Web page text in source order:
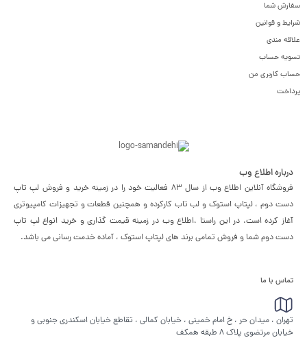
سفارش شما
شرایط و قوانین
علاقه مندی
تسویه حساب
حساب کاربری من
پرداخت
درباره اطلاع وب
فروشگاه آنلاین اطلاع وب از سال 83 فعالیت خود را در زمینه خرید و فروش لپ تاپ
دست دوم ، لپتاپ استوک و لب تاب کارکرده و همچنین قطعات و تجهیزات کامپیوتری
آغاز کرده است. در این راستا ،‌اطلاع وب در زمینه قیمت گذاری و خرید انواع لپ تاپ
دست دوم شما و فروش تمامی برند های لپتاپ استوک ، آماده خدمت رسانی می باشد.
تماس با ما
تهران ، میدان حر ، خ امام خمینی ، خیابان کمالی ، تقاطع خیابان اسکندری جنوبی و
خیابان مرتضوی پلاک 8 طبقه همکف